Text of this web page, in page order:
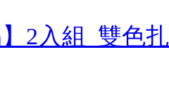
】2入組_雙色